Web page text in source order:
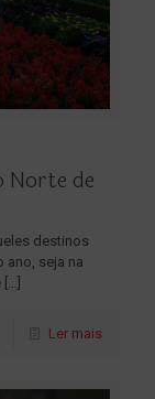
Norte de
destinos
ano, seja na
[…]
Ler mais